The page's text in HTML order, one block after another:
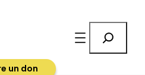
un don